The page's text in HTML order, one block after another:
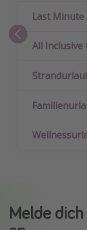
Last
All
Melde